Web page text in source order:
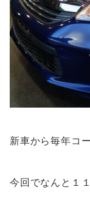
新車から毎年コ
今回でなんと１